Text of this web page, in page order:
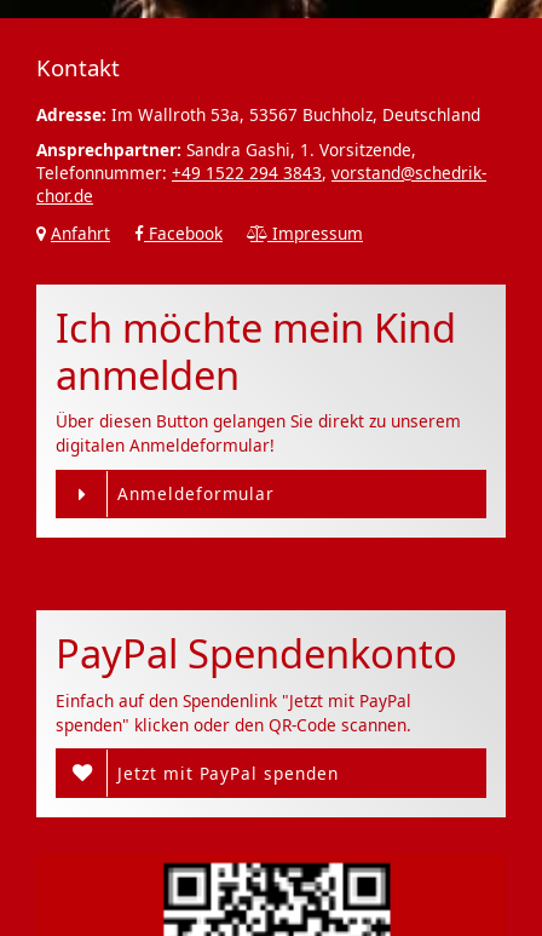
Kontakt
Adresse: Im Wallroth 53a, 53567 Buchholz, Deutschland
Ansprechpartner: Sandra Gashi, 1. Vorsitzende,
Telefonnummer: +49 1522 294 3843, vorstand@schedrik-
chor.de
Anfahrt
Facebook Impressum
Ich möchte mein Kind
anmelden
Über diesen Button gelangen Sie direkt zu unserem
digitalen Anmeldeformular!
Anmeldeformular
PayPal Spendenkonto
Einfach auf den Spendenlink "Jetzt mit PayPal
spenden" klicken oder den QR-Code scannen.
Jetzt mit PayPal spenden